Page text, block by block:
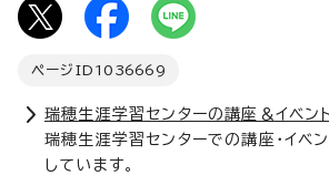
ページID 1036669
瑞穂生涯学習センターの講座＆イベン
瑞穂生涯学習センターでの講座・イベ
しています。